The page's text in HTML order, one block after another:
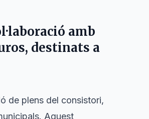
amb
, destinats a
de plens del consistori,
Aquest